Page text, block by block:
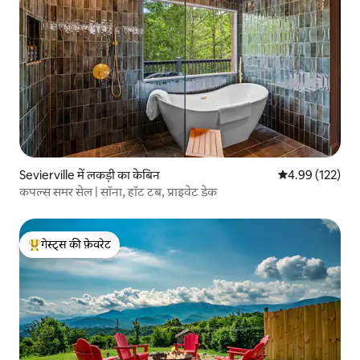
Sevierville में लकड़ी का केबिन औसत रेटिंग 5 में से
4.99 (122)
कपल्स समर सेल | सॉना, हॉट टब, प्राइवेट डेक
गेस्ट्स का टॉप फ़ेवरेट
गेस्ट्स की फ़ेवरेट